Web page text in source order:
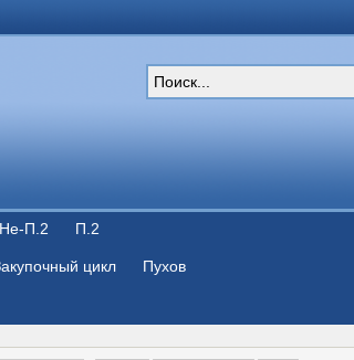
Не-П.2 П.2
цикл Пухов